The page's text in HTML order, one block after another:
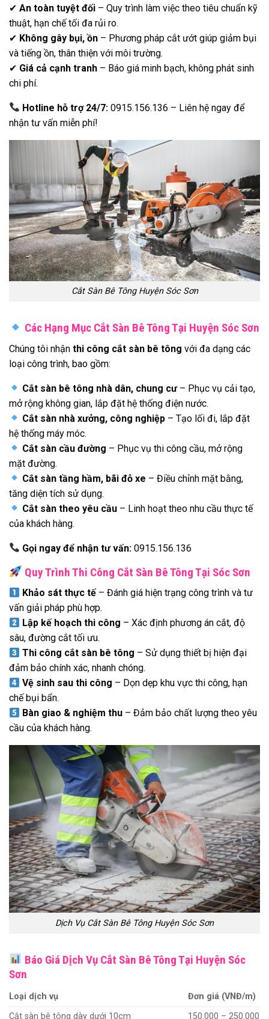
✔ An toàn tuyệt đối – Quy trình làm việc theo tiêu chuẩn kỹ
thuật, hạn chế tối đa rủi ro.
✔ Không gây bụi, ồn – Phương pháp cắt ướt giúp giảm bụi
và tiếng ồn, thân thiện với môi trường.
✔ Giá cả cạnh tranh – Báo giá minh bạch, không phát sinh
chi phí.
Hotline hỗ trợ 24/7: 0915.156.136 – Liên hệ ngay để
nhận tư vấn miễn phí!
Cắt Sàn Bê Tông Huyện Sóc Sơn
Các Hạng Mục Cắt Sàn Bê Tông Tại Huyện Sóc Sơn
Chúng tôi nhận thi công cắt sàn bê tông với đa dạng các
loại công trình, bao gồm:
Cắt sàn bê tông nhà dân, chung cư– Phục vụ cải tạo,
mở rộng không gian, lắp đặt hệ thống điện nước.
Cắt sàn nhà xưởng, công nghiệp – Tạo lối đi, lắp đặt
hệ thống máy móc.
Cắt sàn cầu đường – Phục vụ thi công cầu, mở rộng
mặt đường.
Cắt sàn tầng hầm, bãi đỗ xe – Điều chỉnh mặt bằng,
tăng diện tích sử dụng.
Cắt sàn theo yêu cầu – Linh hoạt theo nhu cầu thực tế
của khách hàng.
Gọi ngay để nhận tư vấn: 0915.156.136
Quy Trình Thi Công Cắt Sàn Bê Tông Tại Sóc Sơn
Khảo sát thực tế – Đánh giá hiện trạng công trình và tư
vấn giải pháp phù hợp.
Lập kế hoạch thi công – Xác định phương án cắt, độ
sâu, đường cắt tối ưu.
Thi công cắt sàn bê tông – Sử dụng thiết bị hiện đại
đảm bảo chính xác, nhanh chóng.
Vệ sinh sau thi công – Dọn dẹp khu vực thi công, hạn
chế bụi bẩn.
Bàn giao & nghiệm thu – Đảm bảo chất lượng theo yêu
cầu của khách hàng.
Dịch Vụ Cắt Sàn Bê Tông Huyện Sóc Sơn
Báo Giá Dịch Vụ Cắt Sàn Bê Tông Tại Huyện Sóc
Sơn
Loại dịch vụ
Đơn giá (VNĐ/m)
Cắt sàn bê tông dày dưới 10cm
150.000 – 250.000